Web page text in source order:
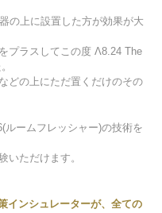
の上に設置した方が効果が大
プラスしてこの度 Λ8.24 The
どの上にただ置くだけのその
ームフレッシャー)の技術を
いただけます。
ンシュレーターが、全ての